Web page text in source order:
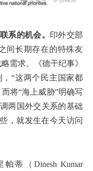
系的机会。 印外交部
间长期存在的特殊友
需求。《德干纪事》
，“这两个民主国家都
将“海上威胁”明确写
两国外交关系的基础
，就发生在今天访问
蒂（Dinesh Kumar